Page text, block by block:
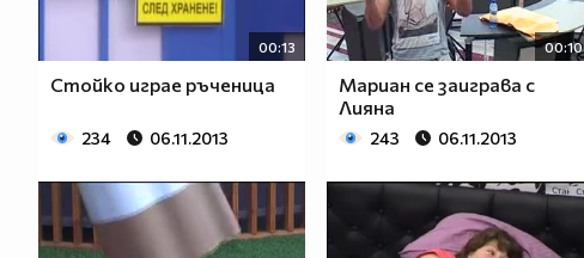
00:13
Стойко играе ръченица
234 06.11.2013
00:10
Мариан се заиграва с
Лияна
243 06.11.2013